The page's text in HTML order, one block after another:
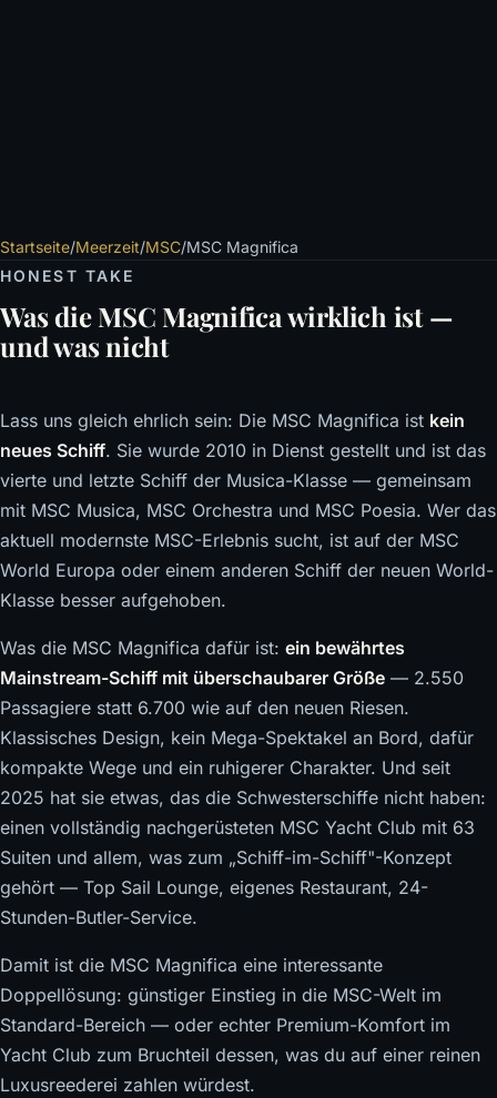
Startseite/Meerzeit/MSC/MSC Magnifica
HONEST TAKE
Was die MSC Magnifica wirklich ist —
und was nicht
Lass uns gleich ehrlich sein: Die MSC Magnifica ist kein
neues Schiff. Sie wurde 2010 in Dienst gestellt und ist das
vierte und letzte Schiff der Musica-Klasse — gemeinsam
mit MSC Musica, MSC Orchestra und MSC Poesia. Wer das
aktuell modernste MSC-Erlebnis sucht, ist auf der MSC
World Europa oder einem anderen Schiff der neuen World-
Klasse besser aufgehoben.
Was die MSC Magnifica dafür ist: ein bewährtes
Mainstream-Schiff mit überschaubarer Größe — 2.550
Passagiere statt 6.700 wie auf den neuen Riesen.
Klassisches Design, kein Mega-Spektakel an Bord, dafür
kompakte Wege und ein ruhigerer Charakter. Und seit
2025 hat sie etwas, das die Schwesterschiffe nicht haben:
einen vollständig nachgerüsteten MSC Yacht Club mit 63
Suiten und allem, was zum „Schiff-im-Schiff"-Konzept
gehört — Top Sail Lounge, eigenes Restaurant, 24-
Stunden-Butler-Service.
Damit ist die MSC Magnifica eine interessante
Doppellösung: günstiger Einstieg in die MSC-Welt im
Standard-Bereich — oder echter Premium-Komfort im
Yacht Club zum Bruchteil dessen, was du auf einer reinen
Luxusreederei zahlen würdest.